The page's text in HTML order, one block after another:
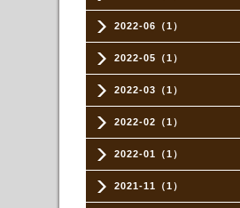
2022-06（1）
2022-05（1）
2022-03（1）
2022-02（1）
2022-01（1）
2021-11（1）